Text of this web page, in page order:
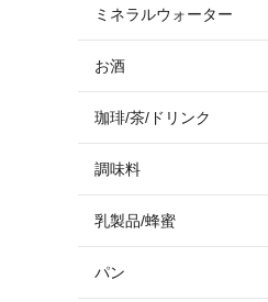
ミネラルウォーター
お酒
珈琲/茶/ドリンク
調味料
乳製品/蜂蜜
パン